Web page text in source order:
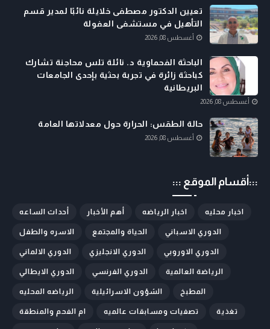
تعيين الدكتور مصطفى خلايلة نائبًا لمدير قسم
التأهيل في مستشفى العفولة
أغسطس 08, 2026
الباحثة الفحماوية د. نائلة تلس محاجنة تشارك
كباحثة زائرة في تجربة بحثية بإحدى الجامعات
البريطانية
أغسطس 08, 2026
حالة الطقس: الحرارة حول معدلاتها العامة
أغسطس 08, 2026
:::أقسام الموقع :::
أحداث الساعه أهم الأخبار اخبار الرياضه اخبار محليه
الاسره والطفل الحياة والمجتمع الدوري الاسباني
الدوري الالماني الدوري الانجليزي الدوري الاوروبي
الدوري الايطالي الدوري الفرنسي الرياضة العالمية
الرياضه المحليه الشؤون الاسرائيلية المطبخ
ام الفحم والمنطقة تصفيات ومسابقات عالميه تغذية